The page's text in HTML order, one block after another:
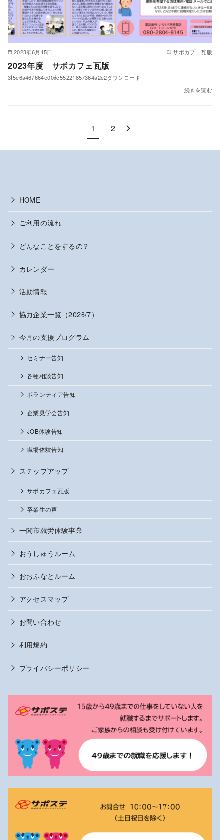
2023年6月15日 サポカフェ瓦版
2023年度 サポカフェ瓦版
3f5c6a467664e00dc55221857364a2c2ダウンロード
続きを読む
1 2
HOME
ご利用の流れ
どんなことをするの？
カレンダー
活動情報
協力企業一覧（2026/7）
今月の支援プログラム
セミナー告知
各種相談告知
ボランティア告知
企業見学会告知
JOB体験告知
職場体験告知
ステップアップ
サポカフェ瓦版
卒業生の声
一関市就労体験事業
おうしゅうルーム
おおふなとルーム
アクセスマップ
お問い合わせ
利用規約
プライバシーポリシー